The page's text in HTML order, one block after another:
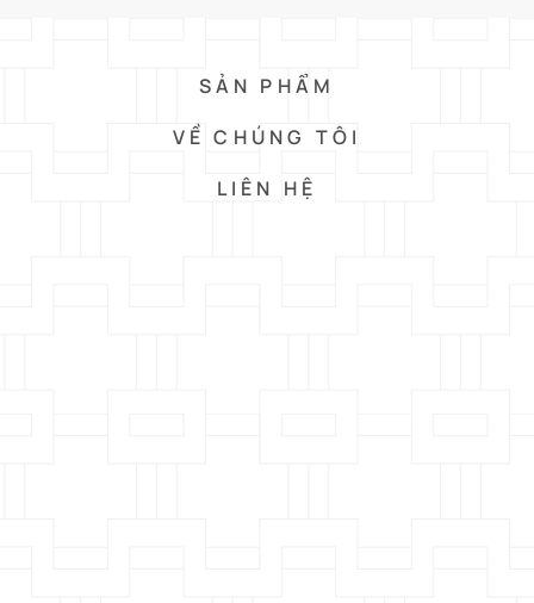
SẢN PHẨM
VỀ CHÚNG TÔI
LIÊN HỆ